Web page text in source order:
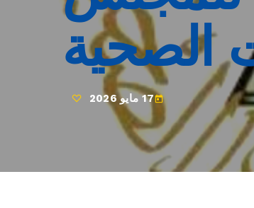
الصحية
today 17 مايو 2026